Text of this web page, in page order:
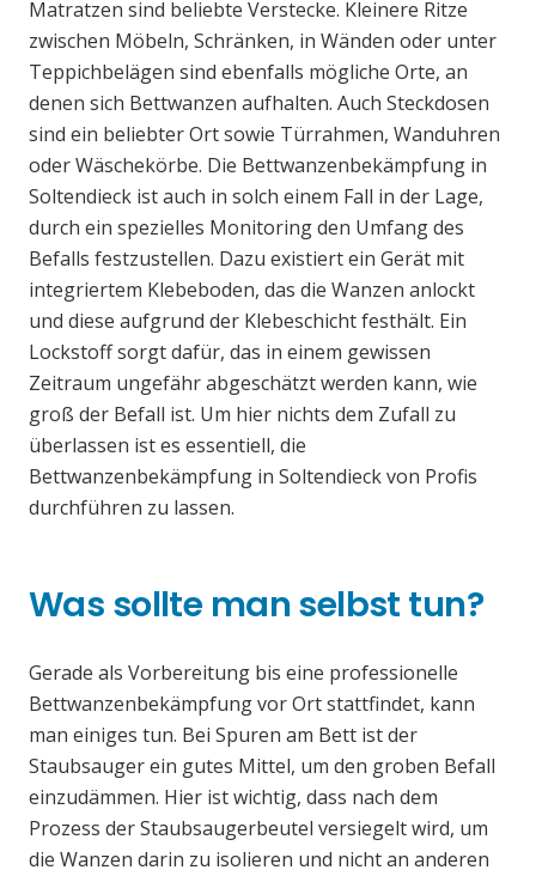
Matratzen sind beliebte Verstecke. Kleinere Ritze
zwischen Möbeln, Schränken, in Wänden oder unter
Teppichbelägen sind ebenfalls mögliche Orte, an
denen sich Bettwanzen aufhalten. Auch Steckdosen
sind ein beliebter Ort sowie Türrahmen, Wanduhren
oder Wäschekörbe. Die Bettwanzenbekämpfung in
Soltendieck ist auch in solch einem Fall in der Lage,
durch ein spezielles Monitoring den Umfang des
Befalls festzustellen. Dazu existiert ein Gerät mit
integriertem Klebeboden, das die Wanzen anlockt
und diese aufgrund der Klebeschicht festhält. Ein
Lockstoff sorgt dafür, das in einem gewissen
Zeitraum ungefähr abgeschätzt werden kann, wie
groß der Befall ist. Um hier nichts dem Zufall zu
überlassen ist es essentiell, die
Bettwanzenbekämpfung in Soltendieck von Profis
durchführen zu lassen.
Was sollte man selbst tun?
Gerade als Vorbereitung bis eine professionelle
Bettwanzenbekämpfung vor Ort stattfindet, kann
man einiges tun. Bei Spuren am Bett ist der
Staubsauger ein gutes Mittel, um den groben Befall
einzudämmen. Hier ist wichtig, dass nach dem
Prozess der Staubsaugerbeutel versiegelt wird, um
die Wanzen darin zu isolieren und nicht an anderen